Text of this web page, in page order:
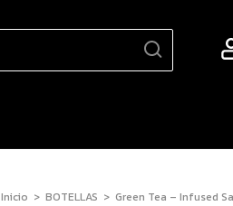
Inicio > BOTELLAS > Green Tea – Infused